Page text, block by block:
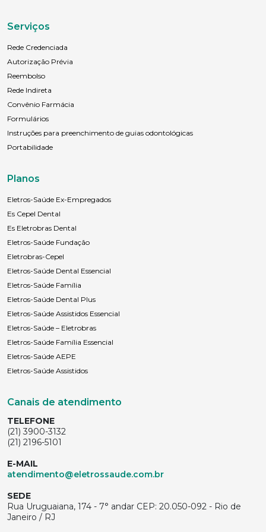
Serviços
Rede Credenciada
Autorização Prévia
Reembolso
Rede Indireta
Convênio Farmácia
Formulários
Instruções para preenchimento de guias odontológicas
Portabilidade
Planos
Eletros-Saúde Ex-Empregados
Es Cepel Dental
Es Eletrobras Dental
Eletros-Saúde Fundação
Eletrobras-Cepel
Eletros-Saúde Dental Essencial
Eletros-Saúde Família
Eletros-Saúde Dental Plus
Eletros-Saúde Assistidos Essencial
Eletros-Saúde – Eletrobras
Eletros-Saúde Família Essencial
Eletros-Saúde AEPE
Eletros-Saúde Assistidos
Canais de atendimento
TELEFONE
(21) 3900-3132
(21) 2196-5101
E-MAIL
atendimento@eletrossaude.com.br
SEDE
Rua Uruguaiana, 174 - 7° andar CEP: 20.050-092 - Rio de
Janeiro / RJ